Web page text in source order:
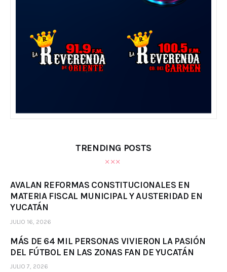
TRENDING POSTS
AVALAN REFORMAS CONSTITUCIONALES EN
MATERIA FISCAL MUNICIPAL Y AUSTERIDAD EN
YUCATÁN
JULIO 16, 2026
MÁS DE 64 MIL PERSONAS VIVIERON LA PASIÓN
DEL FÚTBOL EN LAS ZONAS FAN DE YUCATÁN
JULIO 7, 2026